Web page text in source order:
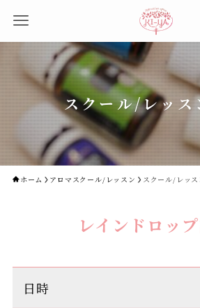
スクール/レッス
ホーム アロマスクール/レッスン スクール/レッ
レインドロッ
日時